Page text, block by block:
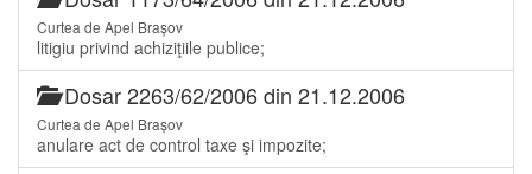
Curtea de Apel Brașov
litigiu privind achiziţiile publice;
Dosar 2263/62/2006 din 21.12.2006
Curtea de Apel Brașov
anulare act de control taxe şi impozite;